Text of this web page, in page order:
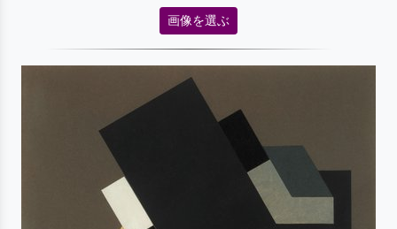
画像を選ぶ